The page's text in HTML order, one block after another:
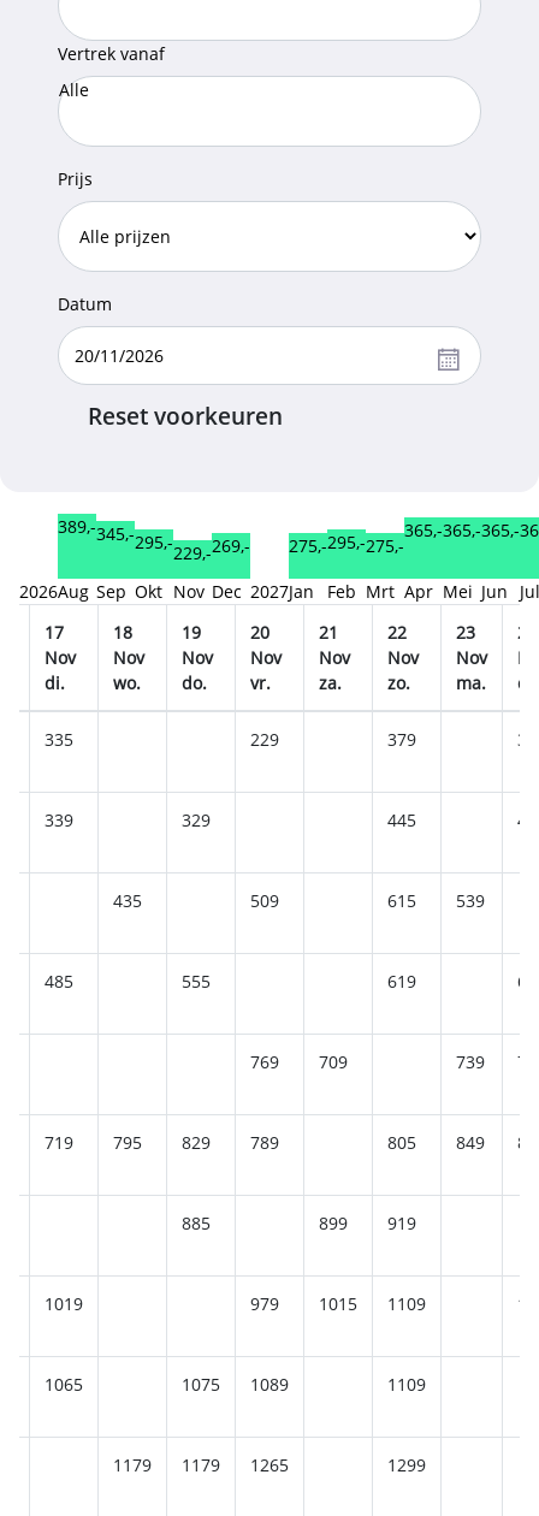
Vertrek vanaf
Alle
Prijs
Datum
Reset voorkeuren
2026
389,-
Aug
345,-
Sep
295,-
Okt
229,-
Nov
269,-
Dec 2027
275,-
Jan
295,-
Feb
275,-
Mrt
365,-
Apr
365,-
Mei
365,-
Jun Jul
17
Nov
di.
18
Nov
wo.
19
Nov
do.
20
Nov
vr.
21
Nov
za.
22
Nov
zo.
23
Nov
ma.
24
di.
335 229 379
339 329 445
435 509 615 539
485 555 619
769 709 739
719 795 829 789 805 849
885 899 919
1019 979 1015 1109
1065 1075 1089 1109
1179 1179 1265 1299